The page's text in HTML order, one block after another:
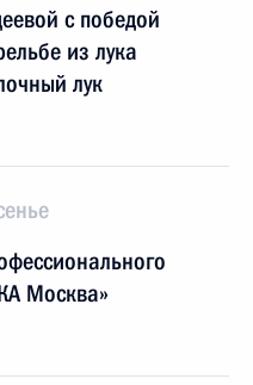
с победой
из лука
лук
Москва»